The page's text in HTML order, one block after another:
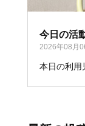
今日の活
2026年08月
本日の利用